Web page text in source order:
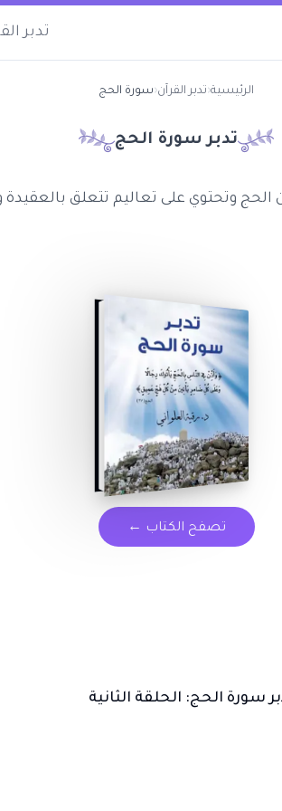
تدبر
الرئيسية‹تدبر القرآن‹سورة الحج
تدبر سورة الحج
وتحتوي على تعاليم تتعلق بالعقيدة
تصفح الكتاب ←
سورة الحج: الحلقة الثانية